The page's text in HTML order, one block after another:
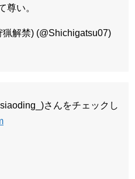
尊い。
) (@Shichigatsu07)
さんをチェックし